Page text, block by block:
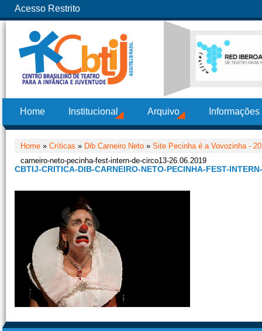
Acesso Restrito
Home Institucional Arquivo
Home » Críticas » Dib Carneiro Neto » Site Pecinha é a Vovozinha -
carneiro-neto-pecinha-fest-intern-de-circo13-26.06.2019
CBTIJ-CRITICA-DIB-CARNEIRO-NETO-PECINHA-FEST-